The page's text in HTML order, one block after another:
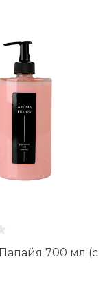
700 мл (с